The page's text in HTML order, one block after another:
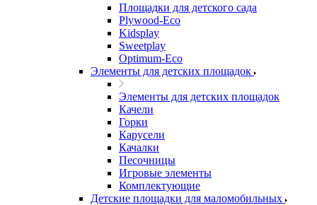
Площадки для детского сада
Plywood-Eco
Kidsplay
Sweetplay
Оptimum-Еco
Элементы для детских площадок
Элементы для детских площадок
Качели
Горки
Карусели
Качалки
Песочницы
Игровые элементы
Комплектующие
Детские площадки для маломобильных